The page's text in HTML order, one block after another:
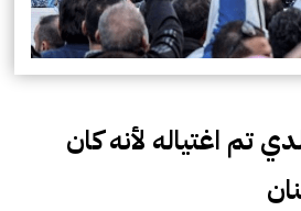
تم اغتياله لأنه كان